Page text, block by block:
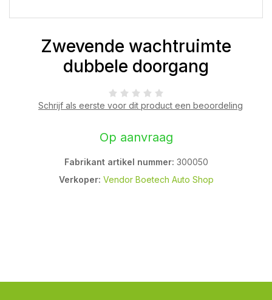
Zwevende wachtruimte
dubbele doorgang
Schrijf als eerste voor dit product een beoordeling
Op aanvraag
Fabrikant artikel nummer: 300050
Verkoper: Vendor Boetech Auto Shop